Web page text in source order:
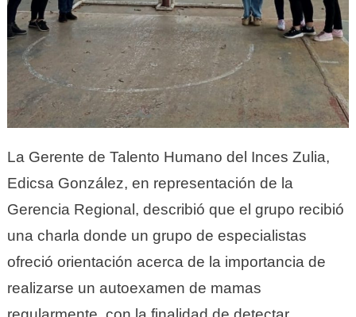
La Gerente de Talento Humano del Inces Zulia,
Edicsa González, en representación de la
Gerencia Regional, describió que el grupo recibió
una charla donde un grupo de especialistas
ofreció orientación acerca de la importancia de
realizarse un autoexamen de mamas